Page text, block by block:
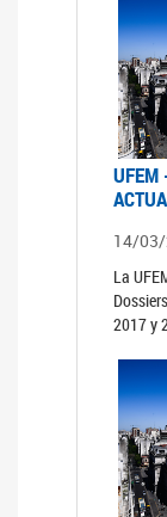
UFEM
14/
La
2017 y